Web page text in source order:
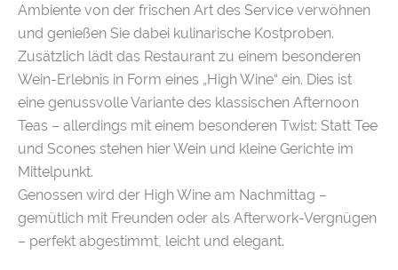
Ambiente von der frischen Art des Service verwöhnen
und genießen Sie dabei kulinarische Kostproben.
Zusätzlich lädt das Restaurant zu einem besonderen
Wein-Erlebnis in Form eines „High Wine“ ein. Dies ist
eine genussvolle Variante des klassischen Afternoon
Teas – allerdings mit einem besonderen Twist: Statt Tee
und Scones stehen hier Wein und kleine Gerichte im
Mittelpunkt.
Genossen wird der High Wine am Nachmittag –
gemütlich mit Freunden oder als Afterwork-Vergnügen
– perfekt abgestimmt, leicht und elegant.